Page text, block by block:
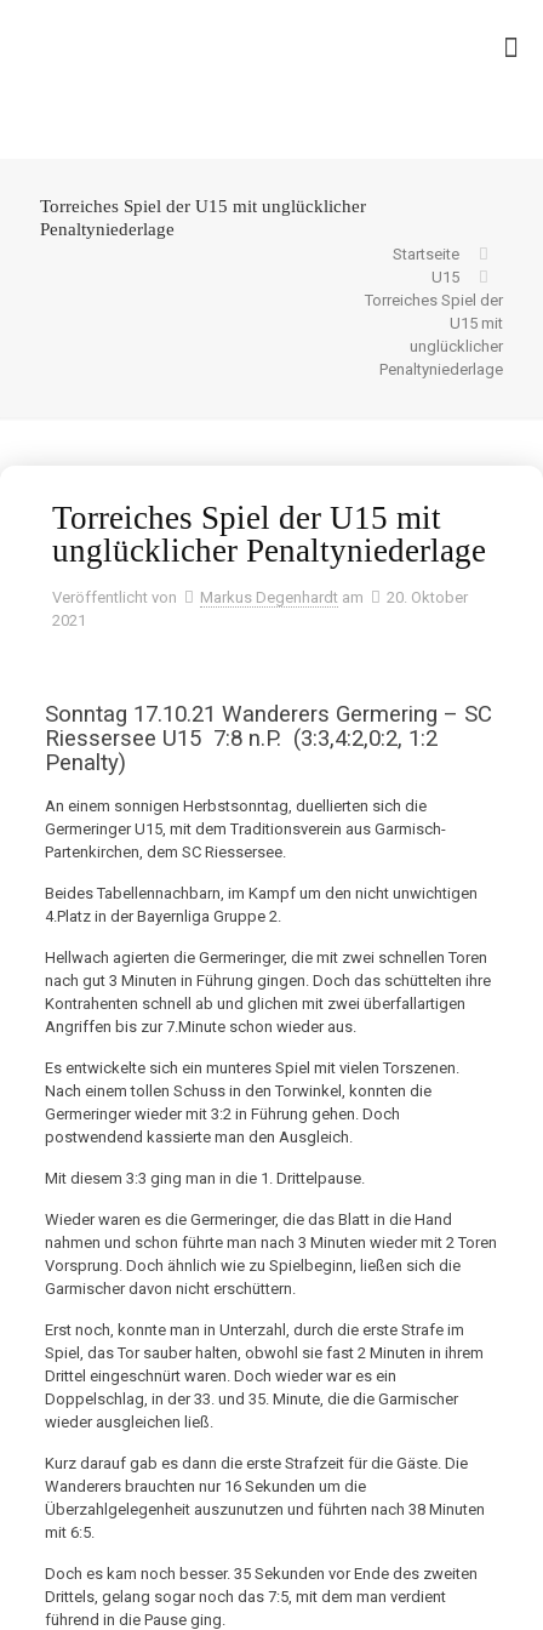
Torreiches Spiel der U15 mit unglücklicher
Penaltyniederlage
Startseite
U15
Torreiches Spiel der
U15 mit
unglücklicher
Penaltyniederlage
Torreiches Spiel der U15 mit
unglücklicher Penaltyniederlage
Veröffentlicht von Markus Degenhardt am
20. Oktober
2021
Sonntag 17.10.21 Wanderers Germering – SC
Riessersee U15 7:8 n.P. (3:3,4:2,0:2, 1:2
Penalty)
An einem sonnigen Herbstsonntag, duellierten sich die
Germeringer U15, mit dem Traditionsverein aus Garmisch-
Partenkirchen, dem SC Riessersee.
Beides Tabellennachbarn, im Kampf um den nicht unwichtigen
4.Platz in der Bayernliga Gruppe 2.
Hellwach agierten die Germeringer, die mit zwei schnellen Toren
nach gut 3 Minuten in Führung gingen. Doch das schüttelten ihre
Kontrahenten schnell ab und glichen mit zwei überfallartigen
Angriffen bis zur 7.Minute schon wieder aus.
Es entwickelte sich ein munteres Spiel mit vielen Torszenen.
Nach einem tollen Schuss in den Torwinkel, konnten die
Germeringer wieder mit 3:2 in Führung gehen. Doch
postwendend kassierte man den Ausgleich.
Mit diesem 3:3 ging man in die 1. Drittelpause.
Wieder waren es die Germeringer, die das Blatt in die Hand
nahmen und schon führte man nach 3 Minuten wieder mit 2 Toren
Vorsprung. Doch ähnlich wie zu Spielbeginn, ließen sich die
Garmischer davon nicht erschüttern.
Erst noch, konnte man in Unterzahl, durch die erste Strafe im
Spiel, das Tor sauber halten, obwohl sie fast 2 Minuten in ihrem
Drittel eingeschnürt waren. Doch wieder war es ein
Doppelschlag, in der 33. und 35. Minute, die die Garmischer
wieder ausgleichen ließ.
Kurz darauf gab es dann die erste Strafzeit für die Gäste. Die
Wanderers brauchten nur 16 Sekunden um die
Überzahlgelegenheit auszunutzen und führten nach 38 Minuten
mit 6:5.
Doch es kam noch besser. 35 Sekunden vor Ende des zweiten
Drittels, gelang sogar noch das 7:5, mit dem man verdient
führend in die Pause ging.